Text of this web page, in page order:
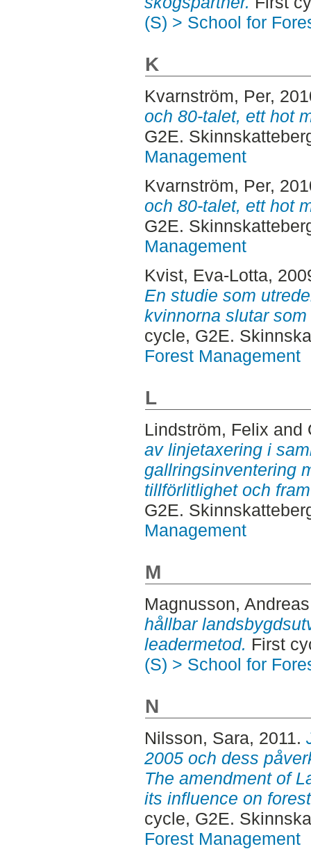
(S) > School for
K
Kvarnström, Per,
och 80-talet, ett hot
G2E.
Management
Kvarnström, Per,
och 80-talet, ett hot
G2E.
Management
Kvist, Eva-Lotta,
En studie som
kvinnorna slutar
cycle, G2E.
Forest Management
L
Lindström, Felix and
av linjetaxering i
gallringsinventering
tillförlitlighet och
G2E.
Management
M
Magnusson, Andreas
hållbar
leadermetod. First
(S) > School for
N
Nilsson, Sara, 2011.
2005 och dess
The amendment of
its influence on
cycle, G2E.
Forest Management